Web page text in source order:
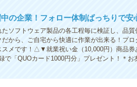
の企業！フォロー体制ばっちりで安
たソフトウェア製品の各工程毎に検証し、品
だから、ご自宅から快適に作業が出来る！プ
スメです！△▼就業祝い金（10,000円）商品
で「QUOカード1000円分」プレゼント！＊